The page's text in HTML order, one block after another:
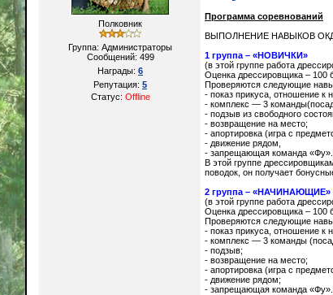
Полковник
Группа: Администраторы
Сообщений: 499
Награды: 6
Репутация: 5
Статус: Offline
Программа соревнований
ВЫПОЛНЕНИЕ НАВЫКОВ
1 группа – «НОВИЧКИ»
(в этой группе работа
Оценка дрессировщика – 100
Проверяются следующие
- показ прикуса, отношение к
- комплекс — 3
- подзыв из свободного
- возвращение на место;
- апортировка (игра с
- движение рядом,
- запрещающая команда «Фу».
В этой группе
поводок, он получает
2 группа – «НАЧИНАЮЩИЕ»
(в этой группе работа
Оценка дрессировщика – 100
Проверяются следующие
- показ прикуса, отношение к
- комплекс — 3 команды
- подзыв;
- возвращение на место;
- апортировка (игра с
- движение рядом;
- запрещающая команда «Фу».